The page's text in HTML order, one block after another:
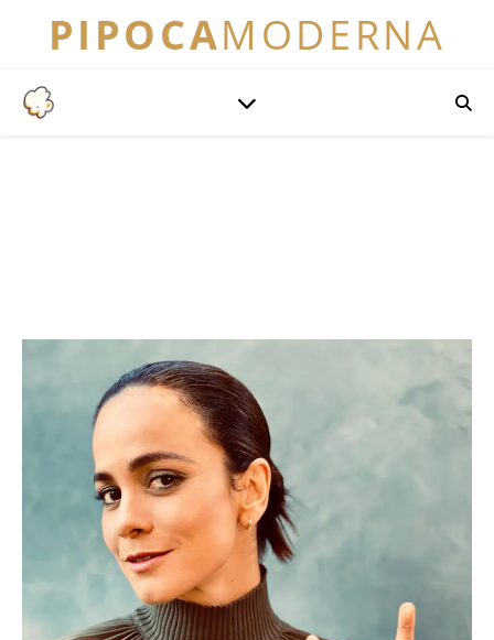
PIPOCAMODERNA